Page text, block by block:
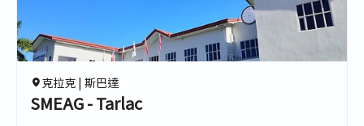
0.0
0.0
克拉克 | 斯巴達
SMEAG - Tarlac